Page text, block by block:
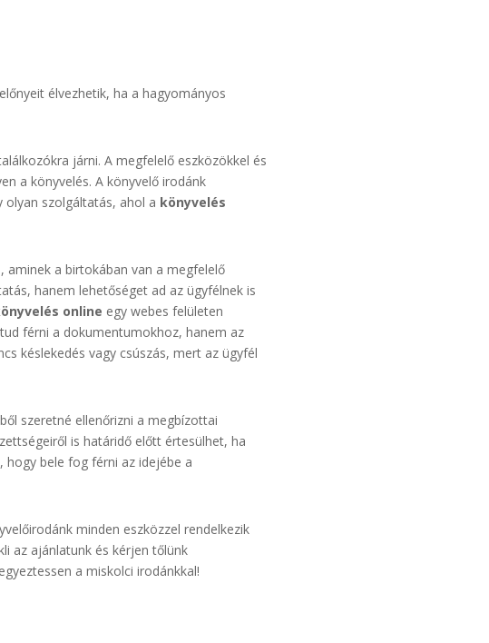
élvezhetik, ha a hagyományos
járni. A megfelelő eszközökkel és
a könyvelés. A könyvelő irodánk
szolgáltatás, ahol a könyvelés
aminek a birtokában van a megfelelő
hanem lehetőséget ad az ügyfélnek is
online egy webes felületen
férni a dokumentumokhoz, hanem az
késlekedés vagy csúszás, mert az ügyfél
szeretné ellenőrizni a megbízottai
is határidő előtt értesülhet, ha
bele fog férni az idejébe a
minden eszközzel rendelkezik
az ajánlatunk és kérjen tőlünk
a miskolci irodánkkal!